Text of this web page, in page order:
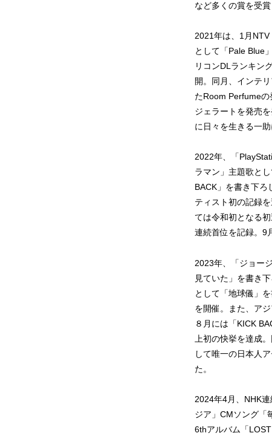
など多くの賞を受賞
2021年は、1月
として「Pale Blue
リコンDLランキン
開。同月、インテ
たRoom Perfume
ジェラートを発売
に日々を生きる一
2022年、「
ラマン」主題歌と
BACK」を書き下ろ
ティスト初の記録
ては令和初となる
連続首位を記録。9
2023年、「ジョー
見ていた」を書き
として「地球儀」
を開催。また、ア
８月には「KICK
上初の快挙を達成
して唯一の日本人
た。
2024年4月、NHK
ジア」CMソング「
6thアルバム「